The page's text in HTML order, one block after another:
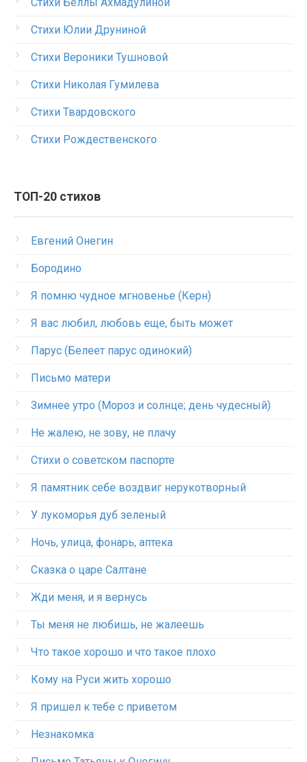
Стихи Юлии Друниной
Стихи Вероники Тушновой
Стихи Николая Гумилева
Стихи Твардовского
Стихи Рождественского
ТОП-20 стихов
Евгений Онегин
Бородино
Я помню чудное мгновенье (Керн)
Я вас любил, любовь еще, быть может
Парус (Белеет парус одинокий)
Письмо матери
Зимнее утро (Мороз и солнце; день чудесный)
Не жалею, не зову, не плачу
Стихи о советском паспорте
Я памятник себе воздвиг нерукотворный
У лукоморья дуб зеленый
Ночь, улица, фонарь, аптека
Сказка о царе Салтане
Жди меня, и я вернусь
Ты меня не любишь, не жалеешь
Что такое хорошо и что такое плохо
Кому на Руси жить хорошо
Я пришел к тебе с приветом
Незнакомка